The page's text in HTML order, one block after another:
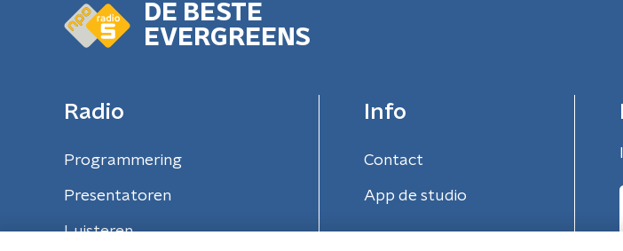
DE BESTE
EVERGREENS
Radio
Programmering
Presentatoren
Luisteren
Info
Contact
App de studio